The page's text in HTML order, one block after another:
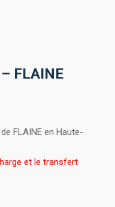
FLAINE
FLAINE en Haute-
et le transfert